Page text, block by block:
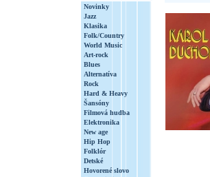
Novinky
Jazz
Klasika
Folk/Country
World Music
Art-rock
Blues
Alternatíva
Rock
Hard & Heavy
Šansóny
Filmová hudba
Elektronika
New age
Hip Hop
Folklór
Detské
Hovorené slovo